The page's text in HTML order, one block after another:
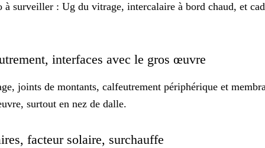
surveiller : Ug du vitrage, intercalaire à bord chaud, et
interfaces avec le gros œuvre
joints de montants, calfeutrement périphérique et
surtout en nez de dalle.
facteur solaire, surchauffe